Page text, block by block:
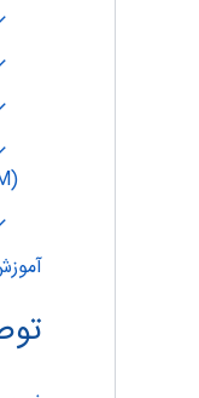
(BIM)